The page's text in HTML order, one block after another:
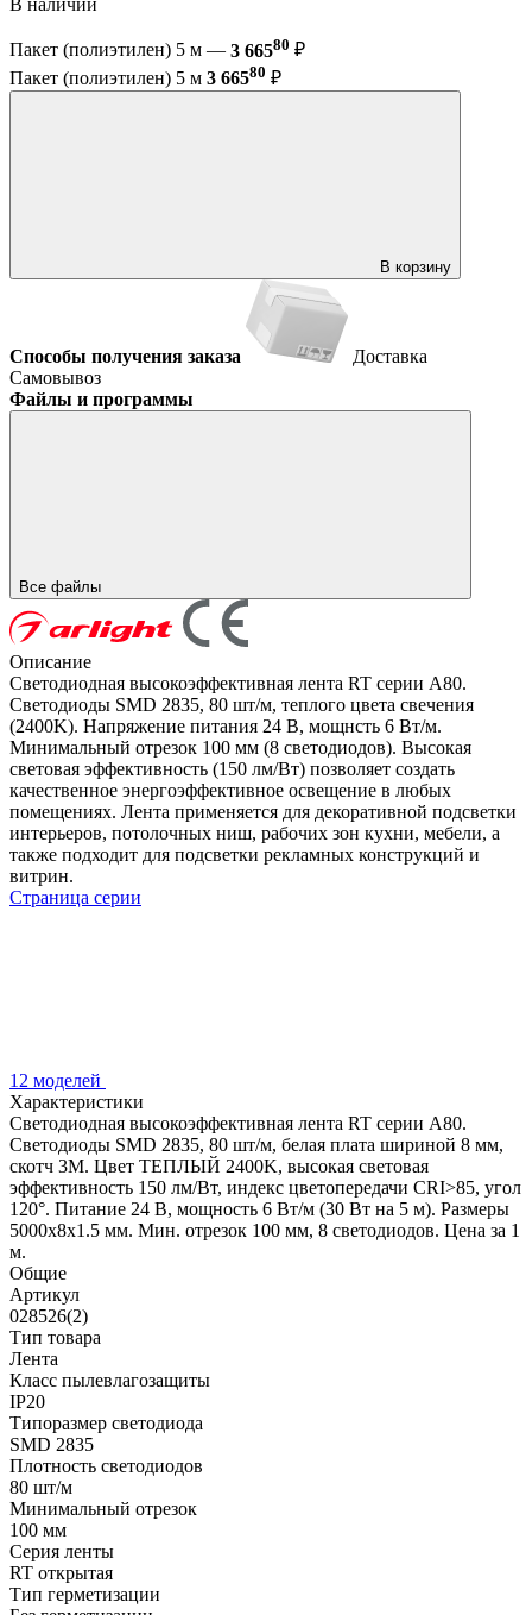
В наличии
Пакет (полиэтилен) 5 м — 3 66580 ₽
Пакет (полиэтилен) 5 м 3 66580 ₽
В корзину
Способы получения заказа
Доставка
Самовывоз
Файлы и программы
Все файлы
Описание
Светодиодная высокоэффективная лента RT серии A80.
Светодиоды SMD 2835, 80 шт/м, теплого цвета свечения
(2400K). Напряжение питания 24 В, мощнсть 6 Вт/м.
Минимальный отрезок 100 мм (8 светодиодов). Высокая
световая эффективность (150 лм/Вт) позволяет создать
качественное энергоэффективное освещение в любых
помещениях. Лента применяется для декоративной подсветки
интерьеров, потолочных ниш, рабочих зон кухни, мебели, а
также подходит для подсветки рекламных конструкций и
витрин.
Страница серии
12 моделей
Характеристики
Светодиодная высокоэффективная лента RT серии A80.
Светодиоды SMD 2835, 80 шт/м, белая плата шириной 8 мм,
скотч 3M. Цвет ТЕПЛЫЙ 2400K, высокая световая
эффективность 150 лм/Вт, индекс цветопередачи CRI>85, угол
120°. Питание 24 В, мощность 6 Вт/м (30 Вт на 5 м). Размеры
5000x8x1.5 мм. Мин. отрезок 100 мм, 8 светодиодов. Цена за 1
м.
Общие
Артикул
028526(2)
Тип товара
Лента
Класс пылевлагозащиты
IP20
Типоразмер светодиода
SMD 2835
Плотность светодиодов
80 шт/м
Минимальный отрезок
100 мм
Серия ленты
RT открытая
Тип герметизации